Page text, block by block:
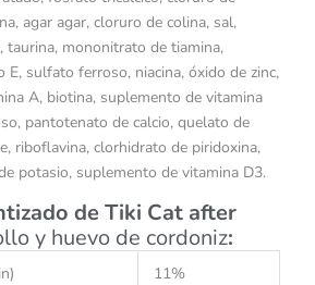
agar agar, cloruro de colina, sal,
taurina, mononitrato de tiamina,
E, sulfato ferroso, niacina, óxido de zinc,
A, biotina, suplemento de vitamina
pantotenato de calcio, quelato de
riboflavina, clorhidrato de piridoxina,
potasio, suplemento de vitamina D3.
de Tiki Cat after
y huevo de cordoniz:
11%